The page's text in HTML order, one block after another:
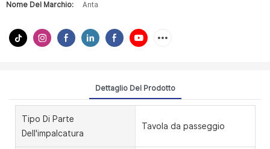
Nome Del Marchio:
Anta
Dettaglio Del Prodotto
Tipo Di Parte
Dell'impalcatura
Tavola da passeggio